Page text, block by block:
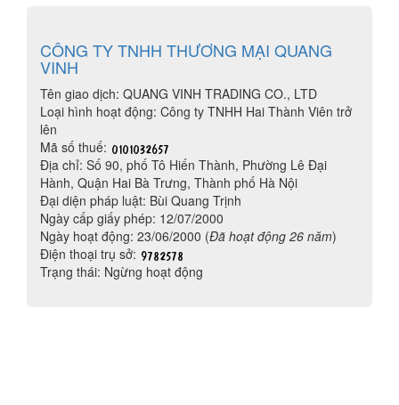
CÔNG TY TNHH THƯƠNG MẠI QUANG
VINH
Tên giao dịch: QUANG VINH TRADING CO., LTD
Loại hình hoạt động: Công ty TNHH Hai Thành Viên trở
lên
Mã số thuế:
Địa chỉ: Số 90, phố Tô Hiến Thành, Phường Lê Đại
Hành, Quận Hai Bà Trưng, Thành phố Hà Nội
Đại diện pháp luật: Bùi Quang Trịnh
Ngày cấp giấy phép: 12/07/2000
Ngày hoạt động: 23/06/2000 (Đã hoạt động 26 năm)
Điện thoại trụ sở:
Trạng thái: Ngừng hoạt động